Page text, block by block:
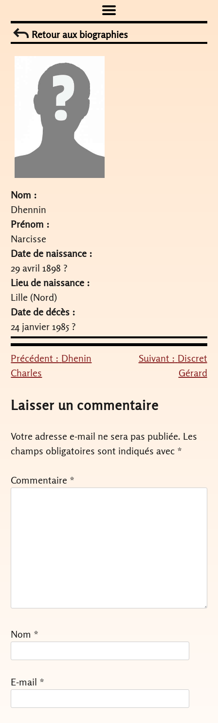
to
contentRetour aux biographies
Nom :
Dhennin
Prénom :
Narcisse
Date de naissance :
29 avril 1898 ?
Lieu de naissance :
Lille (Nord)
Date de décès :
24 janvier 1985 ?
Navigation
de
l’article
Précédent : Dhenin
Charles
Suivant : Discret
Gérard
Laisser un commentaire
Votre adresse e-mail ne sera pas publiée. Les
champs obligatoires sont indiqués avec *
Commentaire *
Nom *
E-mail *